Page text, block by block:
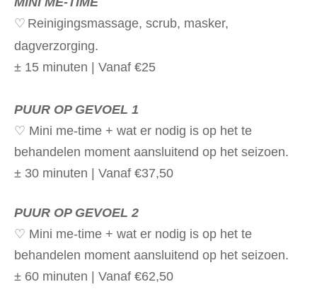
♡ Reinigingsmassage, scrub, masker,
dagverzorging.
± 15 minuten | Vanaf €25
PUUR OP GEVOEL 1
♡ Mini me-time + wat er nodig is op het te
behandelen moment aansluitend op het seizoen.
± 30 minuten | Vanaf €37,50
PUUR OP GEVOEL 2
♡ Mini me-time + wat er nodig is op het te
behandelen moment aansluitend op het seizoen.
± 60 minuten | Vanaf €62,50